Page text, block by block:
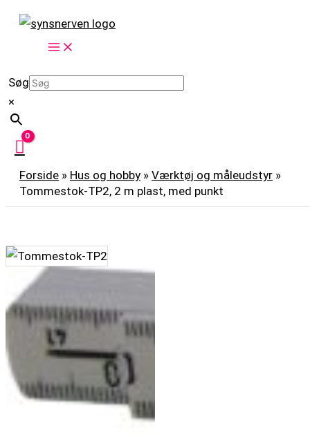
indholdet
Søg
×
Forside » Hus og hobby » Værktøj og måleudstyr »
Tommestok-TP2, 2 m plast, med punkt
TP2,
plast,
med
punkt
antal